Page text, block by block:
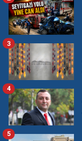
3
4
5